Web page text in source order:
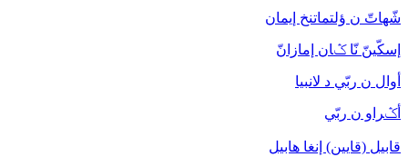
شّهاتّ ن ؤلتماتنخ إيمان
إسكّينّ نّا ݣان إمازانّ
أوال ن ربّي د لانبيا
أݣراو ن ربّي
قابيل (قايين) إنغا هابيل